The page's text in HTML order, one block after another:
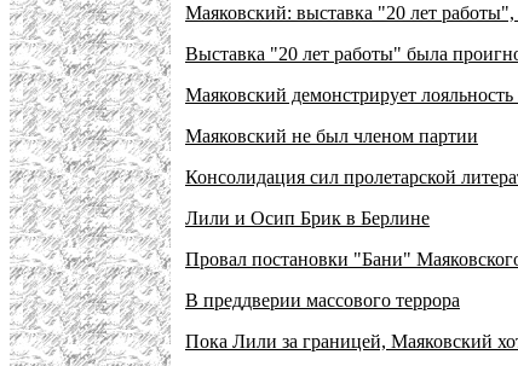
Маяковский: выставка "20 лет работы",
Выставка "20 лет работы" была
Маяковский демонстрирует лояльность
Маяковский не был членом партии
Консолидация сил пролетарской
Лили и Осип Брик в Берлине
Провал постановки "Бани"
В преддверии массового террора
Пока Лили за границей, Маяковский